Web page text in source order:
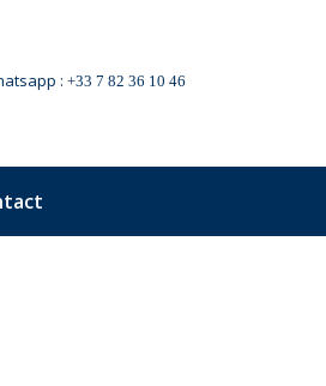
: +33 7 82 36 10 46